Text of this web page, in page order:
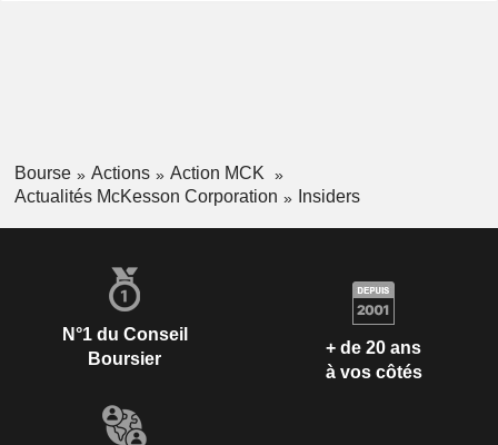
Bourse Actions
Action MCK
Actualités McKesson Corporation
Insiders
N°1 du Conseil
Boursier
+ de 20 ans
à vos côtés